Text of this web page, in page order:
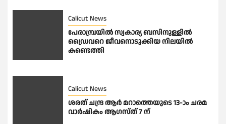
Calicut News
പേരാമ്പ്രയിൽ സ്വകാര്യ ബസിനുള്ളിൽ
ഡ്രൈവറെ ജീവനൊടുക്കിയ നിലയിൽ
കണ്ടെത്തി
Calicut News
ശരത് ചന്ദ്ര ആർ മറാത്തെയുടെ 13-ാം ചരമ
വാർഷികം ആഗസ്ത് 7 ന്